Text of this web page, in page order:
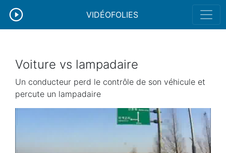
VIDÉOFOLIES
Voiture vs lampadaire
Un conducteur perd le contrôle de son véhicule et
percute un lampadaire